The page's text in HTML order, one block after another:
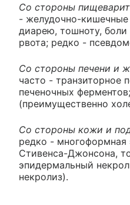
Со стороны
- желудочно-
диарею, тошноту,
рвота; редко -
Со стороны печени и
часто - транзиторное
печеночных
(преимущественно
Со стороны кожи и
редко - многоформная
Стивенса-Джонсона,
эпидермальный
некролиз).